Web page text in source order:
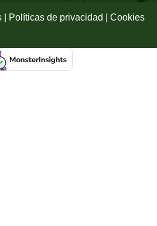
| Políticas de privacidad | Cookies